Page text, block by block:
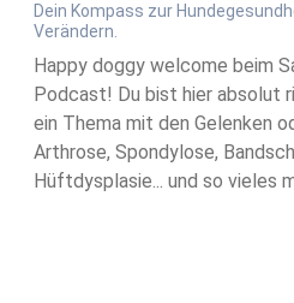
Dein Kompass zur
Verändern.
Happy doggy welcome beim
Podcast! Du bist hier absolut
ein Thema mit den Gelenken
Arthrose, Spondylose,
Hüftdysplasie... und so vieles